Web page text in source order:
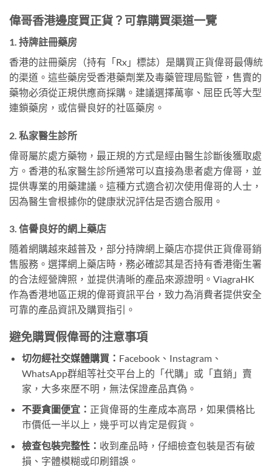
偉哥香港邊度買正貨？可靠購買渠道一覽
1. 持牌註冊藥房
香港的註冊藥房（持有「Rx」標誌）是購買正貨偉哥最傳統
的渠道。這些藥房受香港藥劑業及毒藥管理局監管，售賣的
藥物必須從正規供應商採購。建議選擇萬寧、屈臣氏等大型
連鎖藥房，或信譽良好的社區藥房。
2. 私家醫生診所
偉哥屬於處方藥物，最正規的方式是經由醫生診斷後獲取處
方。香港的私家醫生診所通常可以直接為患者處方偉哥，並
提供專業的用藥建議。這種方式適合初次使用偉哥的人士，
因為醫生會根據你的健康狀況評估是否適合服用。
3. 信譽良好的網上藥店
隨着網購越來越普及，部分持牌網上藥店亦提供正貨偉哥銷
售服務。選擇網上藥店時，務必確認其是否持有香港衛生署
的合法經營牌照，並提供清晰的產品來源證明。ViagraHK
作為香港地區正規的偉哥資訊平台，致力為消費者提供安全
可靠的產品資訊及購買指引。
避免購買假偉哥的注意事項
切勿經社交媒體購買： Facebook、Instagram、
WhatsApp群組等社交平台上的「代購」或「直銷」賣
家，大多來歷不明，無法保證產品真偽。
不要貪圖便宜： 正貨偉哥的生產成本高昂，如果價格比
市價低一半以上，幾乎可以肯定是假貨。
檢查包裝完整性： 收到產品時，仔細檢查包裝是否有破
損、字體模糊或印刷錯誤。